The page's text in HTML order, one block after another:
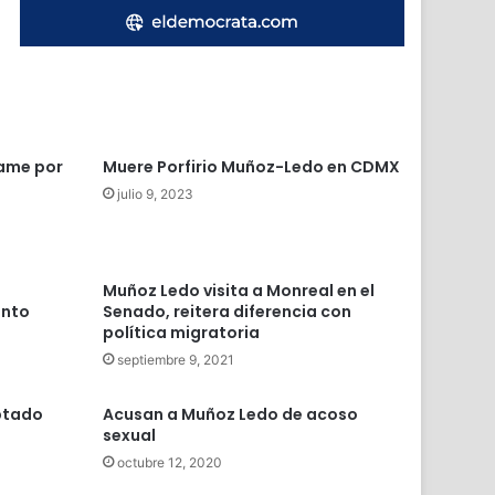
por Muere Porfirio Muñoz-Ledo en CDMX
julio 9, 2023
Muñoz Ledo visita a Monreal en el
Senado, reitera diferencia con
política migratoria
septiembre 9, 2021
Acusan a Muñoz Ledo de acoso
sexual
octubre 12, 2020